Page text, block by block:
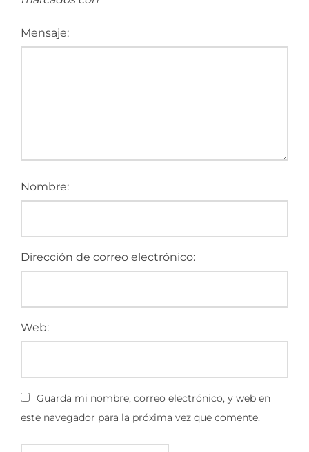
Mensaje:
Nombre:
Dirección de correo electrónico:
Web:
Guarda mi nombre, correo electrónico, y web en
este navegador para la próxima vez que comente.